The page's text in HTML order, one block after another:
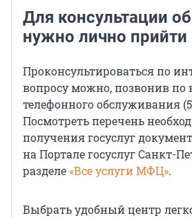
Для консультации
нужно лично
Проконсультироваться по
вопросу можно, позвонив по
телефонного обслуживания
Посмотреть перечень
получения госуслуг
на Портале госуслуг Санкт-
разделе«Все услуги МФЦ».
Выбрать удобный центр